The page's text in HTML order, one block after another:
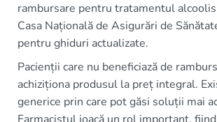
rambursare pentru tratamentul
Casa Națională de Asigurări de
pentru ghiduri actualizate.
Pacienții care nu beneficiază de
achiziționa produsul la preț integral.
generice prin care pot găsi soluții mai